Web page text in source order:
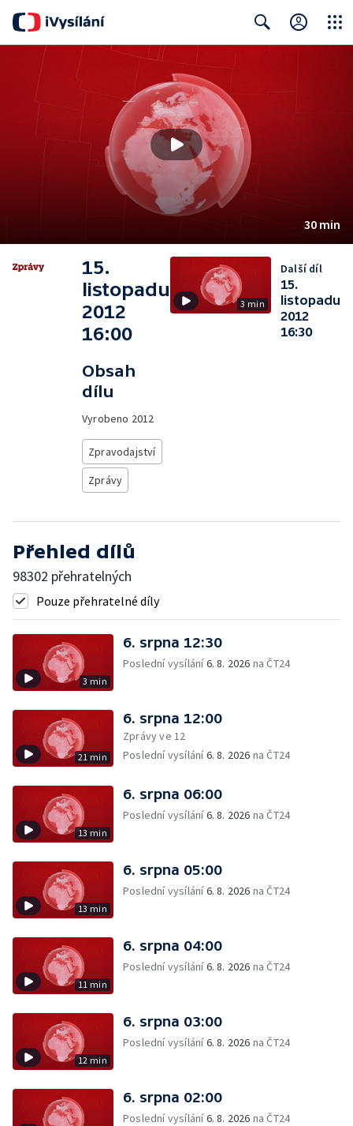
30 min
15.
listopadu
2012
16:00
Obsah
dílu
Vyrobeno 2012
Zpravodajství
Zprávy
3 min
Další díl
15.
listopadu
2012
16:30
Přehled dílů
98302 přehratelných
Pouze přehratelné díly
3 min
6. srpna 12:30
Poslední vysílání6. 8. 2026 na ČT24
21 min
6. srpna 12:00
Zprávy ve 12
Poslední vysílání6. 8. 2026 na ČT24
13 min
6. srpna 06:00
Poslední vysílání6. 8. 2026 na ČT24
13 min
6. srpna 05:00
Poslední vysílání6. 8. 2026 na ČT24
11 min
6. srpna 04:00
Poslední vysílání6. 8. 2026 na ČT24
12 min
6. srpna 03:00
Poslední vysílání6. 8. 2026 na ČT24
6. srpna 02:00
Poslední vysílání6. 8. 2026 na ČT24